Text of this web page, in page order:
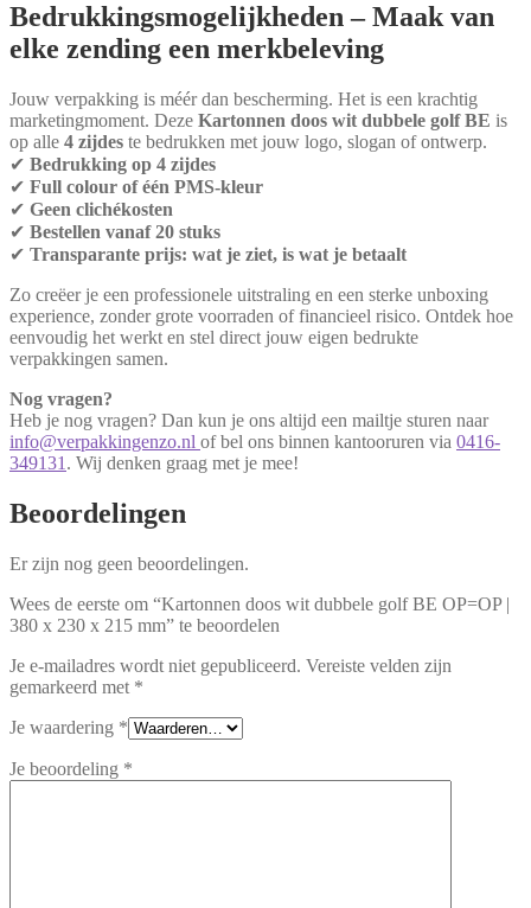
Bedrukkingsmogelijkheden – Maak van
elke zending een merkbeleving
Jouw verpakking is méér dan bescherming. Het is een krachtig
marketingmoment. Deze Kartonnen doos wit dubbele golf BE is
op alle 4 zijdes te bedrukken met jouw logo, slogan of ontwerp.
✔ Bedrukking op 4 zijdes
✔ Full colour of één PMS-kleur
✔ Geen clichékosten
✔ Bestellen vanaf 20 stuks
✔ Transparante prijs: wat je ziet, is wat je betaalt
Zo creëer je een professionele uitstraling en een sterke unboxing
experience, zonder grote voorraden of financieel risico. Ontdek hoe
eenvoudig het werkt en stel direct jouw eigen bedrukte
verpakkingen samen.
Nog vragen?
Heb je nog vragen? Dan kun je ons altijd een mailtje sturen naar
info@verpakkingenzo.nl of bel ons binnen kantooruren via 0416-
349131 . Wij denken graag met je mee!
Beoordelingen
Er zijn nog geen beoordelingen.
Wees de eerste om “Kartonnen doos wit dubbele golf BE OP=OP |
380 x 230 x 215 mm” te beoordelen
Je e-mailadres wordt niet gepubliceerd. Vereiste velden zijn
gemarkeerd met *
Je waardering *
Je beoordeling *